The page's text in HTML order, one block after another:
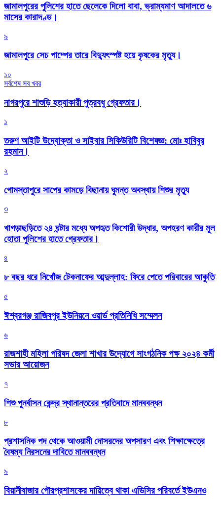
জামালপুরের পুলিশের হাতে ছেলেকে দিলো বাবা, ভ্রাম্যমাণ আদালতে ৬
মাসের কারাদণ্ড।
৯
জামালপুরে সেচ পাম্পের তারে বিদ্যুৎস্পষ্ট হয়ে কৃষকের মৃত্যু।
১০
সর্বশেষ সব খবর
নাগরপুরে শাশুড়ি হত্যাকারী পুত্রবধু গ্রেফতার।
১
তরুণ আইটি উদ্যোক্তা ও সাইবার সিকিউরিটি বিশেষজ্ঞ: মোঃ হাবিবুর
রহমান।
২
গোমস্তাপুরে সাপের কামড়ে বিছানায় ঘুমন্ত অবস্থায় শিশুর মৃত্যু
৩
খাগড়াছড়িতে ২৪ ঘন্টার মধ্যে অপহৃত কিশোরী উদ্ধার, অপহরণ কারীর মূল
হোতা পুলিশের হাতে গ্রেফতার।
৪
৮ বছর ধরে নিখোঁজ টেকনাফের আব্দুল্লাহ: ফিরে পেতে পরিবারের আকুতি
৫
ঈশ্বরগঞ্জ রাজিবপুর ইউনিয়নে ওয়ার্ড প্রতিনিধি সম্মেলন
৬
রাজশাহী মহিলা পরিষদ জেলা শাখার উদ্যোগে সাংগঠনিক পক্ষ ২০২৪ কর্মী
সভার আয়োজন
৭
শিশু পুনর্বাসন কেন্দ্র স্থানান্তরের প্রতিবাদে মানববন্ধন
৮
প্রশাসনিক পদ থেকে আওয়ামী দোসরদের অপসারণ এবং শিক্ষাক্ষেত্রে
বৈষম্য নিরসনের দাবিতে মানববন্ধন
৯
বিয়ানীবাজার পৌরপ্রশাসকের দায়িত্বে থাকা এডিসির পরিবর্তে ইউএনও